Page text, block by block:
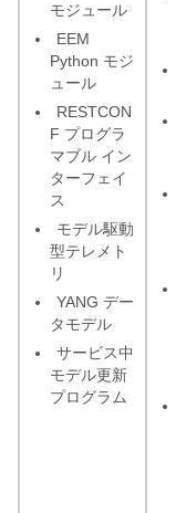
モジュール
EEM
Python モジ
ュール
RESTCON
F プログラ
マブル イン
ターフェイ
ス
モデル駆動
型テレメト
リ
YANG デー
タモデル
サービス中
モデル更新
プログラム